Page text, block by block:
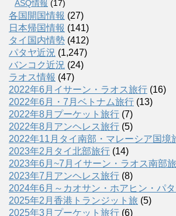
ASQ情報 (17)
各国開国情報 (27)
日本帰国情報 (141)
タイ国内情勢 (412)
パタヤ近況 (1,247)
バンコク近況 (24)
ラオス情報 (47)
2022年6月イサーン・ラオス旅行 (16)
2022年6月・7月ベトナム旅行 (13)
2022年8月プーケット旅行 (7)
2022年8月アンヘレス旅行 (5)
2022年11月タイ南部・マレーシア国境
2023年2月タイ北部旅行 (14)
2023年6月~7月イサーン・ラオス南部
2023年7月アンヘレス旅行 (8)
2024年6月～カオサン・ホアヒン・パ
2025年2月香港トランジット旅 (5)
2025年3月プーケット旅行 (6)